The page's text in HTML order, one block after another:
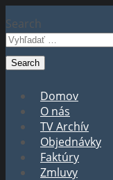
Search
Domov
O nás
TV Archív
Objednávky
Faktúry
Zmluvy